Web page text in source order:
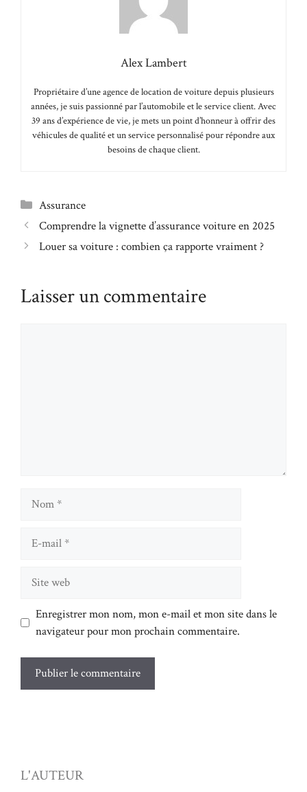
Alex Lambert
Propriétaire d’une agence de location de voiture depuis plusieurs
années, je suis passionné par l’automobile et le service client. Avec
39 ans d’expérience de vie, je mets un point d’honneur à offrir des
véhicules de qualité et un service personnalisé pour répondre aux
besoins de chaque client.
Catégories
Assurance
Comprendre la vignette d’assurance voiture en 2025
Louer sa voiture : combien ça rapporte vraiment ?
Laisser un commentaire
Enregistrer mon nom, mon e-mail et mon site dans le
navigateur pour mon prochain commentaire.
L'AUTEUR